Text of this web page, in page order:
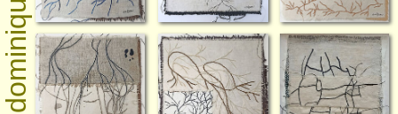
peintre plasticienne à Montreuil
Seine-Saint-Denis - FRANCE